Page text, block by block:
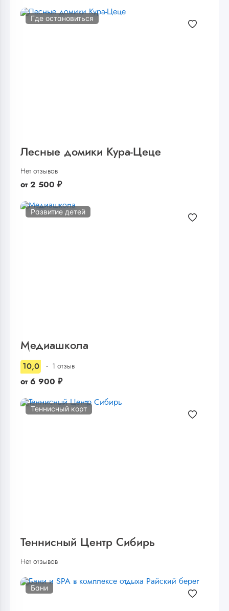
Где остановиться
Лесные домики Кура-Цеце
Нет отзывов
от 2 500 ₽
Развитие детей
Медиашкола
10,0 1 отзыв
от 6 900 ₽
Теннисный корт
Теннисный Центр Сибирь
Нет отзывов
Бани